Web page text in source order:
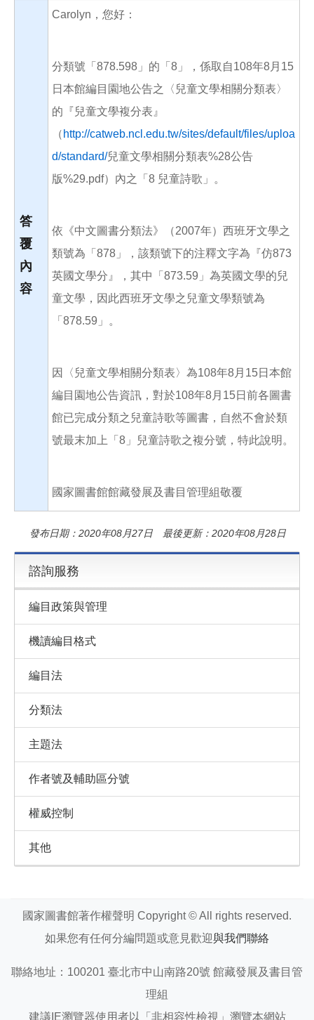
答
覆
內
容
Carolyn，您好：
分類號「878.598」的「8」，係取自108年8月15
日本館編目園地公告之〈兒童文學相關分類表〉
的『兒童文學複分表』
（ http://catweb.ncl.edu.tw/sites/default/files/uploa
d/standard/兒童文學相關分類表%28公告
版%29.pdf）內之「8 兒童詩歌」。
依《中文圖書分類法》（2007年）西班牙文學之
類號為「878」，該類號下的注釋文字為『仿873
英國文學分』，其中「873.59」為英國文學的兒
童文學，因此西班牙文學之兒童文學類號為
「878.59」。
因〈兒童文學相關分類表〉為108年8月15日本館
編目園地公告資訊，對於108年8月15日前各圖書
館已完成分類之兒童詩歌等圖書，自然不會於類
號最末加上「8」兒童詩歌之複分號，特此說明。
國家圖書館館藏發展及書目管理組敬覆
發布日期：2020年08月27日 最後更新：2020年08月28日
諮詢服務
編目政策與管理
機讀編目格式
編目法
分類法
主題法
作者號及輔助區分號
權威控制
其他
國家圖書館著作權聲明 Copyright © All rights reserved.
如果您有任何分編問題或意見歡迎與我們聯絡
聯絡地址：100201 臺北市中山南路20號 館藏發展及書目管
理組
建議IE瀏覽器使用者以「非相容性檢視」瀏覽本網站